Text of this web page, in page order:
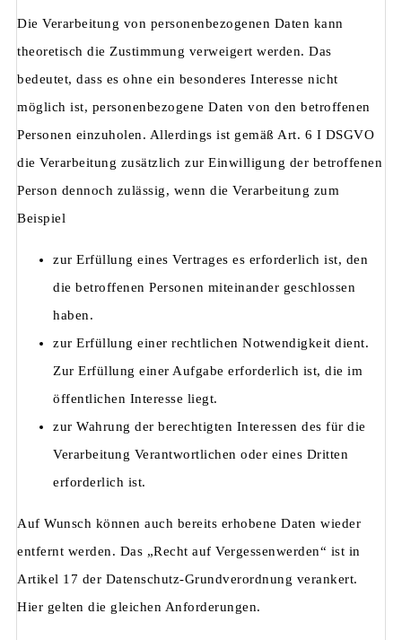
Die Verarbeitung von personenbezogenen Daten kann
theoretisch die Zustimmung verweigert werden. Das
bedeutet, dass es ohne ein besonderes Interesse nicht
möglich ist, personenbezogene Daten von den betroffenen
Personen einzuholen. Allerdings ist gemäß Art. 6 I DSGVO
die Verarbeitung zusätzlich zur Einwilligung der betroffenen
Person dennoch zulässig, wenn die Verarbeitung zum
Beispiel
zur Erfüllung eines Vertrages es erforderlich ist, den
die betroffenen Personen miteinander geschlossen
haben.
zur Erfüllung einer rechtlichen Notwendigkeit dient.
Zur Erfüllung einer Aufgabe erforderlich ist, die im
öffentlichen Interesse liegt.
zur Wahrung der berechtigten Interessen des für die
Verarbeitung Verantwortlichen oder eines Dritten
erforderlich ist.
Auf Wunsch können auch bereits erhobene Daten wieder
entfernt werden. Das „Recht auf Vergessenwerden“ ist in
Artikel 17 der Datenschutz-Grundverordnung verankert.
Hier gelten die gleichen Anforderungen.